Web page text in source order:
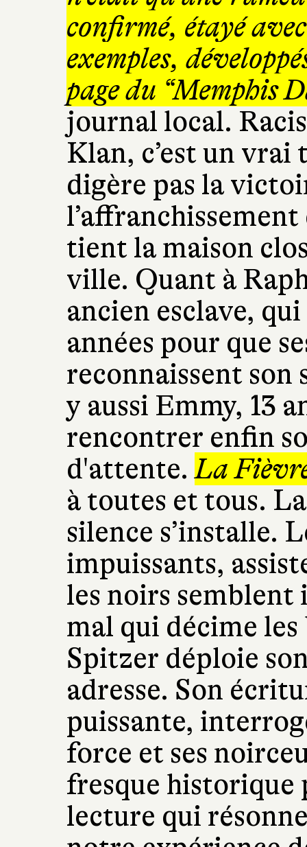
confirmé, étayé
exemples,
page du “Memphis
journal local.
Klan, c’est un vrai
digère pas la
tient la maison
ville. Quant à
ancien esclave,
années pour que
reconnaissent
y aussi Emmy, 13
rencontrer enfin
d'attente.La
à toutes et tous.
silence s’installe.
impuissants,
les noirs semblent
mal qui décime
Spitzer déploie
adresse. Son
puissante,
force et ses
fresque historique
lecture qui